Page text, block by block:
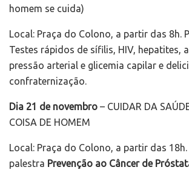
homem se cuida)
Local: Praça do Colono, a partir das 8h.
Testes rápidos de sífilis, HIV, hepatites,
pressão arterial e glicemia capilar e
confraternização.
Dia 21 de novembro – CUIDAR DA
COISA DE HOMEM
Local: Praça do Colono, a partir das
palestra Prevenção ao Câncer de